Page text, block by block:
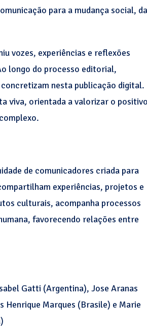
para a mudança social, da
vozes, experiências e reflexões
longo do processo editorial,
nesta publicação digital.
viva, orientada a valorizar o positivo
de comunicadores criada para
experiências, projetos e
culturais, acompanha processos
favorecendo relações entre
Gatti (Argentina), Jose Aranas
Henrique Marques (Brasile) e Marie